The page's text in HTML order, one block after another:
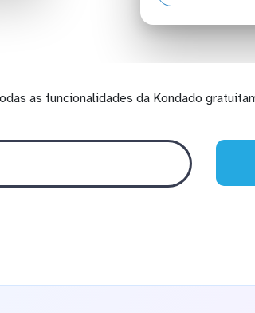
as funcionalidades da Kondado